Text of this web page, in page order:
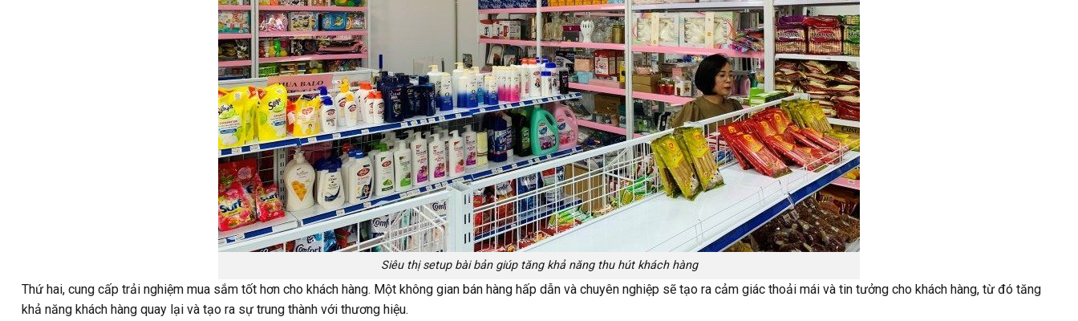
Siêu thị setup bài bản giúp tăng khả năng thu hút khách hàng
Thứ hai, cung cấp trải nghiệm mua sắm tốt hơn cho khách hàng. Một không gian bán hàng hấp dẫn và chuyên nghiệp sẽ tạo ra cảm giác thoải mái và tin tưởng cho khách hàng, từ đó tăng
khả năng khách hàng quay lại và tạo ra sự trung thành với thương hiệu.